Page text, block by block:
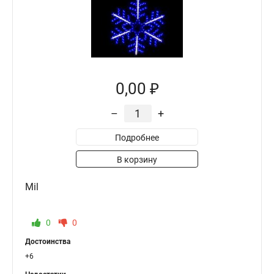
0,00 ₽
– +
Подробнее
В корзину
Mil
0 0
Достоинства
+6